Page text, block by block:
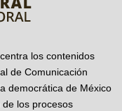
los contenidos
de Comunicación
democrática de México
los procesos